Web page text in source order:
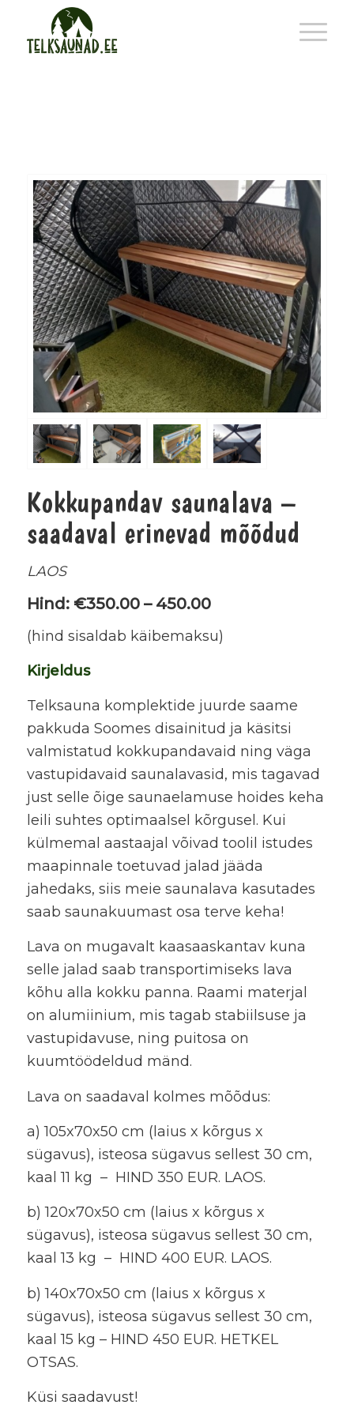
Kokkupandav saunalava –
saadaval erinevad mõõdud
LAOS
Hind: €350.00 – 450.00
(hind sisaldab käibemaksu)
Kirjeldus
Telksauna komplektide juurde saame
pakkuda Soomes disainitud ja käsitsi
valmistatud kokkupandavaid ning väga
vastupidavaid saunalavasid, mis tagavad
just selle õige saunaelamuse hoides keha
leili suhtes optimaalsel kõrgusel. Kui
külmemal aastaajal võivad toolil istudes
maapinnale toetuvad jalad jääda
jahedaks, siis meie saunalava kasutades
saab saunakuumast osa terve keha!
Lava on mugavalt kaasaaskantav kuna
selle jalad saab transportimiseks lava
kõhu alla kokku panna. Raami materjal
on alumiinium, mis tagab stabiilsuse ja
vastupidavuse, ning puitosa on
kuumtöödeldud mänd.
Lava on saadaval kolmes mõõdus:
a) 105x70x50 cm (laius x kõrgus x
sügavus), isteosa sügavus sellest 30 cm,
kaal 11 kg – HIND 350 EUR. LAOS.
b) 120x70x50 cm (laius x kõrgus x
sügavus), isteosa sügavus sellest 30 cm,
kaal 13 kg – HIND 400 EUR. LAOS.
b) 140x70x50 cm (laius x kõrgus x
sügavus), isteosa sügavus sellest 30 cm,
kaal 15 kg – HIND 450 EUR. HETKEL
OTSAS.
Küsi saadavust!